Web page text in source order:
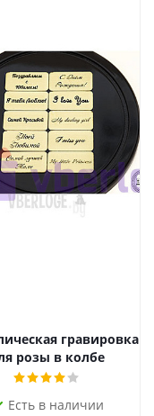
гравировка
розы в колбе
Есть в наличии